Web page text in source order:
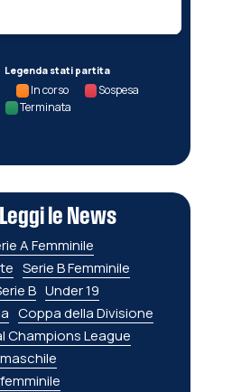
Legenda stati partita
In corso
Sospesa
Terminata
Leggi le News
A Femminile
Serie B Femminile
B Under 19
Coppa della Divisione
Champions League